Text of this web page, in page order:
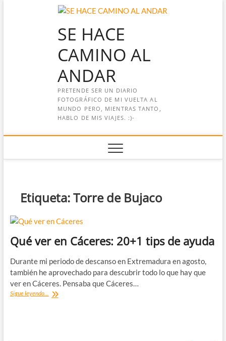
SE HACE
CAMINO AL
ANDAR
PRETENDE SER UN DIARIO
FOTOGRÁFICO DE MI VUELTA AL
MUNDO PERO, MIENTRAS TANTO,
HABLO DE MIS VIAJES. :)-
Etiqueta:Torre de Bujaco
Qué ver en Cáceres: 20+1 tips de ayuda
Durante mi periodo de descanso en Extremadura en agosto,
también he aprovechado para descubrir todo lo que hay que
ver en Cáceres. Pensaba que Cáceres…
Sigue leyendo... Qué